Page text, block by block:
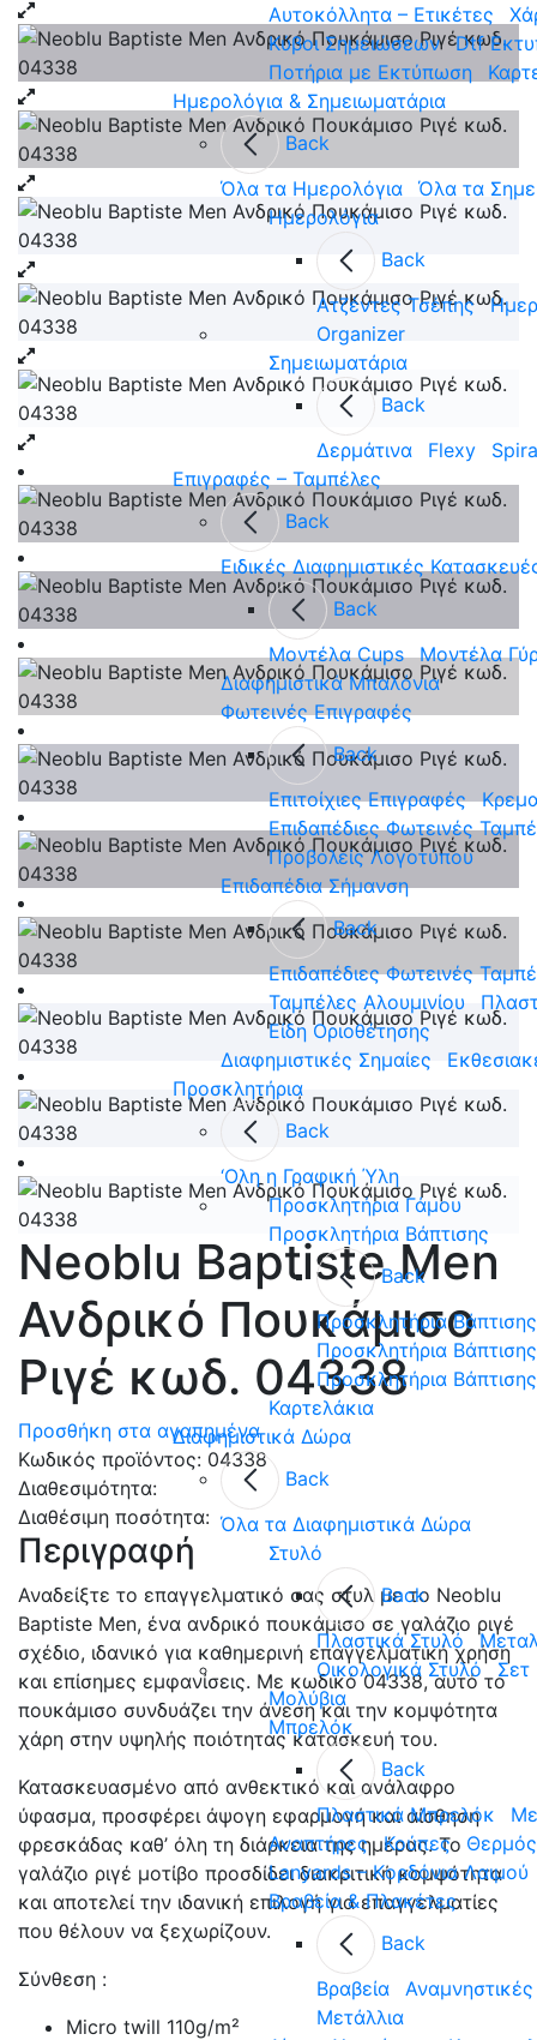
Αυτοκόλλητα – Ετικέτες
Κύβοι Σημειώσεων
Dtf
Ποτήρια με Εκτύπωση
Ημερολόγια & Σημειωματάρια
Back
Όλα τα Ημερολόγια
Όλα τα
Ημερολόγια
Back
Ατζέντες Τσέπης
Organizer
Σημειωματάρια
Back
Δερμάτινα
Flexy
Επιγραφές – Ταμπέλες
Back
Ειδικές Διαφημιστικές
Back
Μοντέλα Cups
Μοντέλα
Διαφημιστικά Μπαλόνια
Φωτεινές Επιγραφές
Back
Επιτοίχιες Επιγραφές
Επιδαπέδιες Φωτεινές
Προβολείς Λογοτύπου
Επιδαπέδια Σήμανση
Back
Επιδαπέδιες Φωτεινές
Ταμπέλες Αλουμινίου
Είδη Οριοθέτησης
Διαφημιστικές Σημαίες
Προσκλητήρια
Back
‘Ολη η Γραφική Ύλη
Προσκλητήρια Γάμου
Προσκλητήρια Βάπτισης
Back
Προσκλητήρια
Προσκλητήρια Βάπτισης
Προσκλητήρια
Καρτελάκια
Διαφημιστικά Δώρα
Back
Όλα τα Διαφημιστικά Δώρα
Στυλό
Back
Πλαστικά Στυλό
Οικολογικά Στυλό
Σετ
Μολύβια
Μπρελόκ
Back
Πλαστικά Μπρελόκ
Αναπτήρες
Κούπες
Θερμός
Lanyards – Kορδόνια Λαιμού
Βραβεία & Πλακέτες
Back
Βραβεία
Μετάλλια
Neoblu Baptiste Men
Ανδρικό Πουκάμισο
Ριγέ κωδ. 04338
Προσθήκη στα αγαπημένα
Κωδικός προϊόντος: 04338
Διαθεσιμότητα:
Διαθέσιμη ποσότητα:
Περιγραφή
Αναδείξτε το επαγγελματικό σας στυλ με το Neoblu
Baptiste Men, ένα ανδρικό πουκάμισο σε γαλάζιο ριγέ
σχέδιο, ιδανικό για καθημερινή επαγγελματική χρήση
και επίσημες εμφανίσεις. Με κωδικό 04338, αυτό το
πουκάμισο συνδυάζει την άνεση και την κομψότητα
χάρη στην υψηλής ποιότητας κατασκευή του.
Κατασκευασμένο από ανθεκτικό και ανάλαφρο
ύφασμα, προσφέρει άψογη εφαρμογή και αίσθηση
φρεσκάδας καθ’ όλη τη διάρκεια της ημέρας. Το
γαλάζιο ριγέ μοτίβο προσδίδει διακριτική κομψότητα
και αποτελεί την ιδανική επιλογή για επαγγελματίες
που θέλουν να ξεχωρίζουν.
Σύνθεση :
Micro twill 110g/m²